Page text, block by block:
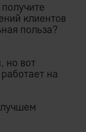
клиентов
польза?
но вот
на